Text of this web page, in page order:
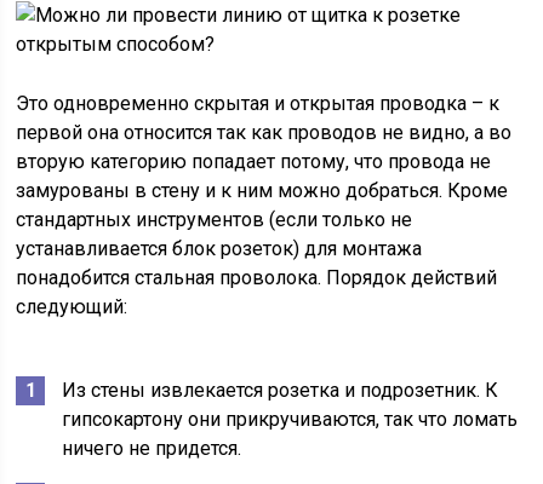
Это одновременно скрытая и открытая проводка – к
первой она относится так как проводов не видно, а во
вторую категорию попадает потому, что провода не
замурованы в стену и к ним можно добраться. Кроме
стандартных инструментов (если только не
устанавливается блок розеток) для монтажа
понадобится стальная проволока. Порядок действий
следующий:
Из стены извлекается розетка и подрозетник. К
гипсокартону они прикручиваются, так что ломать
ничего не придется.